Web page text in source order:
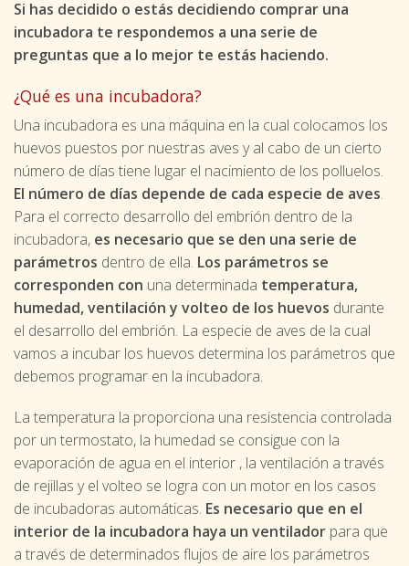
Si has decidido o estás decidiendo comprar una
incubadora te respondemos a una serie de
preguntas que a lo mejor te estás haciendo.
¿Qué es una incubadora?
Una incubadora es una máquina en la cual colocamos los
huevos puestos por nuestras aves y al cabo de un cierto
número de días tiene lugar el nacimiento de los polluelos.
El número de días depende de cada especie de aves.
Para el correcto desarrollo del embrión dentro de la
incubadora, es necesario que se den una serie de
parámetros dentro de ella. Los parámetros se
corresponden con una determinada temperatura,
humedad, ventilación y volteo de los huevos durante
el desarrollo del embrión. La especie de aves de la cual
vamos a incubar los huevos determina los parámetros que
debemos programar en la incubadora.
La temperatura la proporciona una resistencia controlada
por un termostato, la humedad se consigue con la
evaporación de agua en el interior , la ventilación a través
de rejillas y el volteo se logra con un motor en los casos
de incubadoras automáticas. Es necesario que en el
interior de la incubadora haya un ventilador para que
a través de determinados flujos de aire los parámetros